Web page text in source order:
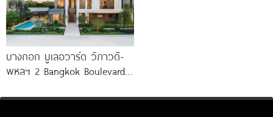
บางกอก บูเลอวาร์ด วิภาวดี-
พหลฯ 2 Bangkok Boulevard
บ้านหรูซีรีส์ใหม่ Pause